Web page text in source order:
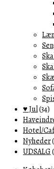
♥ Jul(34)
Hotel/
Nyheder
UDSALG